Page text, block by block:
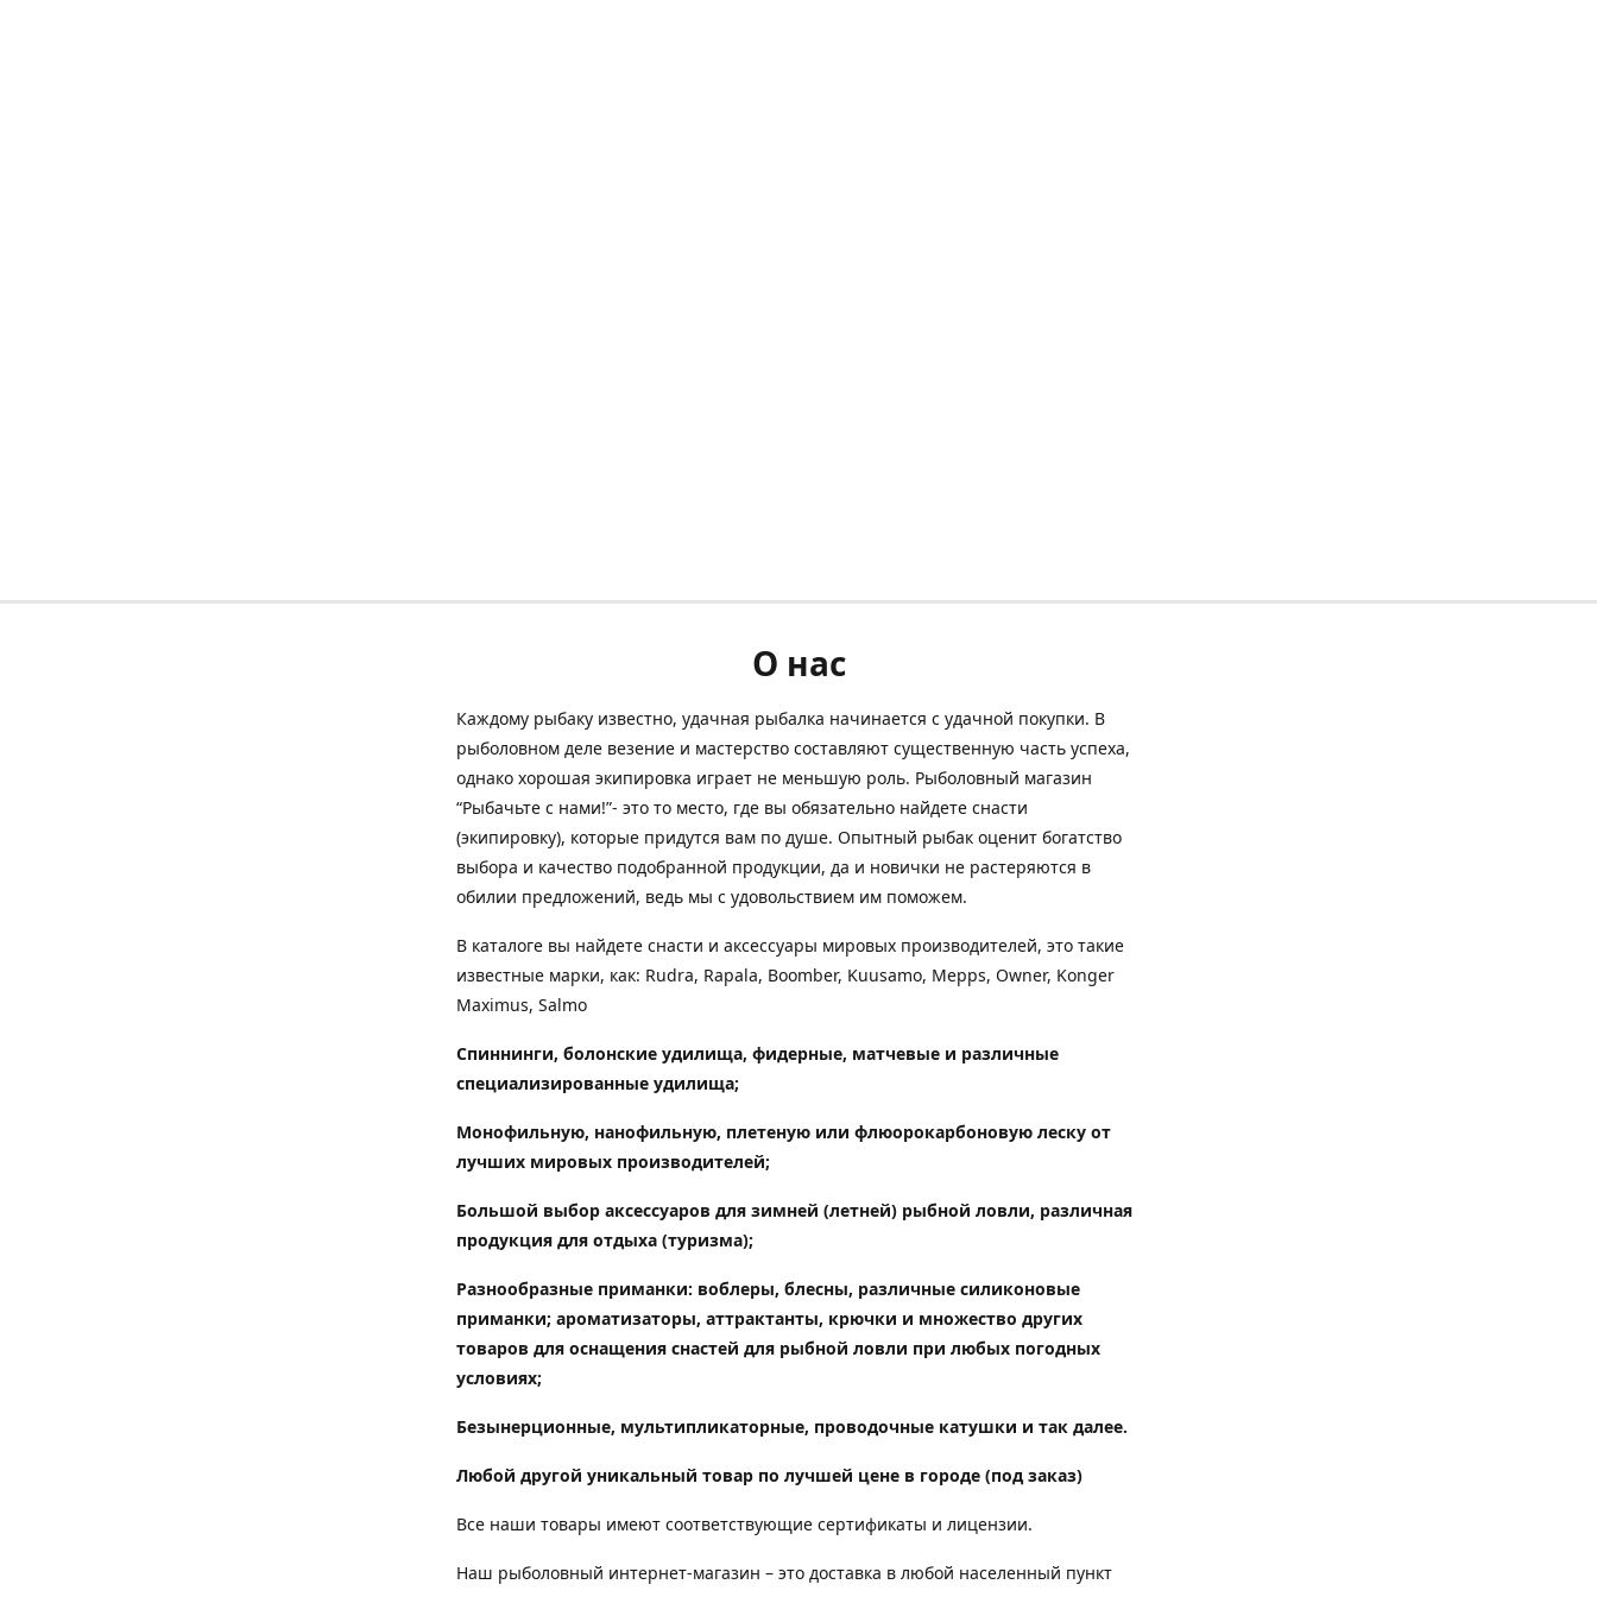
О нас
Каждому рыбаку известно, удачная рыбалка начинается с удачной покупки. В
рыболовном деле везение и мастерство составляют существенную часть успеха,
однако хорошая экипировка играет не меньшую роль. Рыболовный магазин
“Рыбачьте с нами!”- это то место, где вы обязательно найдете снасти
(экипировку), которые придутся вам по душе. Опытный рыбак оценит богатство
выбора и качество подобранной продукции, да и новички не растеряются в
обилии предложений, ведь мы с удовольствием им поможем.
В каталоге вы найдете снасти и аксессуары мировых производителей, это такие
известные марки, как: Rudra, Rapala, Boomber, Kuusamo, Mepps, Owner, Konger
Maximus, Salmo
Спиннинги, болонские удилища, фидерные, матчевые и различные
специализированные удилища;
Монофильную, нанофильную, плетеную или флюорокарбоновую леску от
лучших мировых производителей;
Большой выбор аксессуаров для зимней (летней) рыбной ловли, различная
продукция для отдыха (туризма);
Разнообразные приманки: воблеры, блесны, различные силиконовые
приманки; ароматизаторы, аттрактанты, крючки и множество других
товаров для оснащения снастей для рыбной ловли при любых погодных
условиях;
Безынерционные, мультипликаторные, проводочные катушки и так далее.
Любой другой уникальный товар по лучшей цене в городе (под заказ)
Все наши товары имеют соответствующие сертификаты и лицензии.
Наш рыболовный интернет-магазин – это доставка в любой населенный пункт